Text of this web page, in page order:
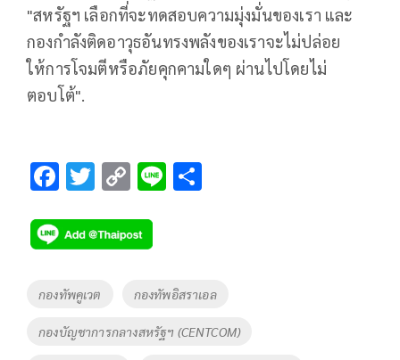
"สหรัฐฯ เลือกที่จะทดสอบความมุ่งมั่นของเรา และ
กองกำลังติดอาวุธอันทรงพลังของเราจะไม่ปล่อย
ให้การโจมตีหรือภัยคุกคามใดๆ ผ่านไปโดยไม่
ตอบโต้".
F
e
b
o
o
k
T
tt
er
C
p
y
Li
n
k
Li
Tags
กองทัพคูเวต กองทัพอิสราเอล
กองบัญชาการกลางสหรัฐฯ (CENTCOM)